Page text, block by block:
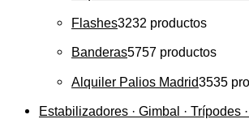
Flashes3232 productos
Banderas5757 productos
Alquiler Palios Madrid3535
Estabilizadores · Gimbal · Trípodes